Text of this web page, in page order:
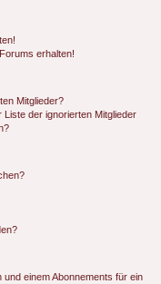
erhalten!
Mitglieder?
der ignorierten Mitglieder
einem Abonnements für ein